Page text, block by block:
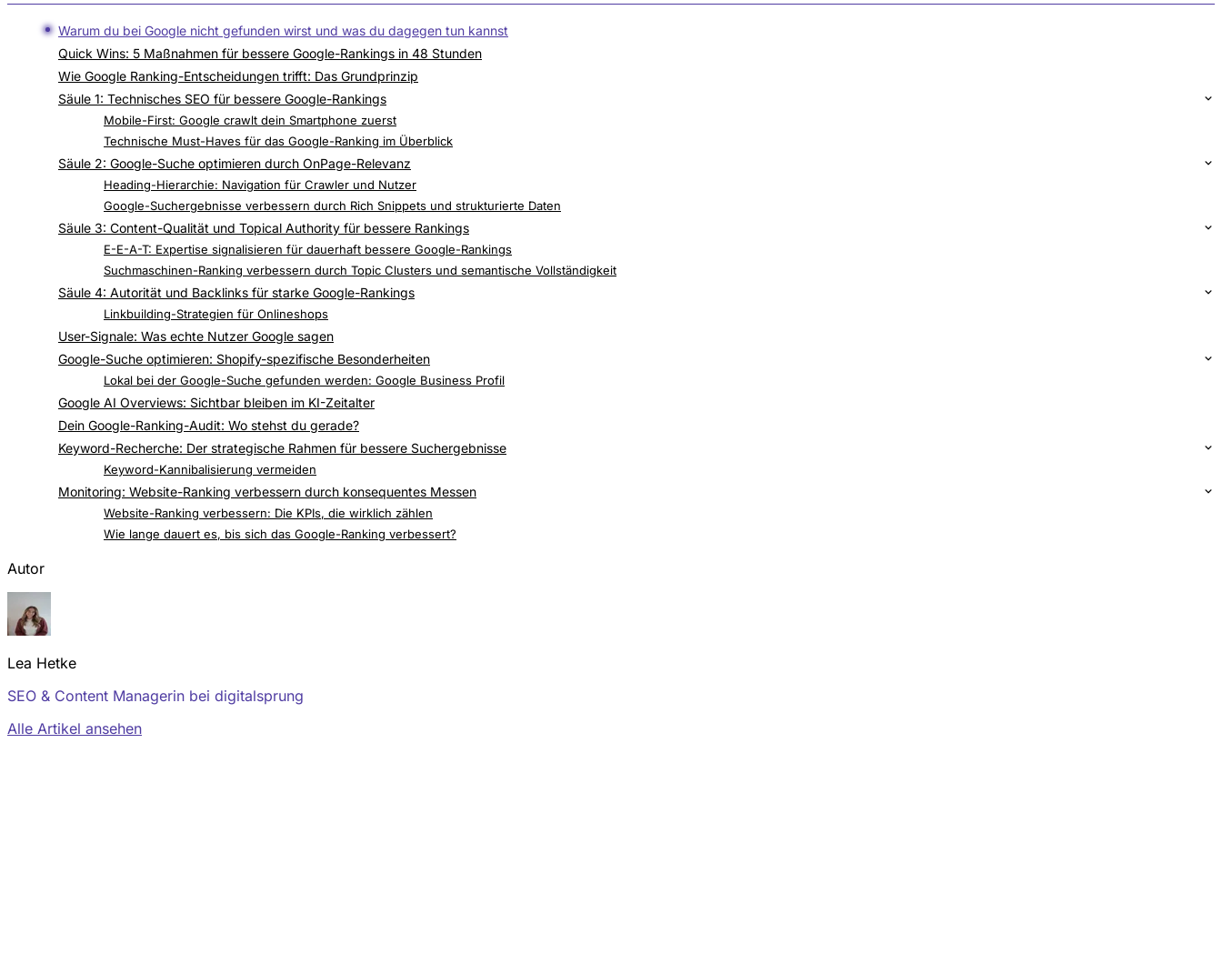
Warum du bei Google nicht gefunden wirst und was du dagegen tun kannst
Quick Wins: 5 Maßnahmen für bessere Google-Rankings in 48 Stunden
Wie Google Ranking-Entscheidungen trifft: Das Grundprinzip
Säule 1: Technisches SEO für bessere Google-Rankings
Core Web Vitals: Googles Qualitätsmaßstab für das Suchmaschinen-Ranking
Mobile-First: Google crawlt dein Smartphone zuerst
Technische Must-Haves für das Google-Ranking im Überblick
Säule 2: Google-Suche optimieren durch OnPage-Relevanz
Title Tag und Meta-Description: Der erste Eindruck in den Suchergebnissen
Heading-Hierarchie: Navigation für Crawler und Nutzer
Google-Suchergebnisse verbessern durch Rich Snippets und strukturierte Daten
Säule 3: Content-Qualität und Topical Authority für bessere Rankings
Die Suchintention: Das wichtigste Prinzip für die Google-Suche
E-E-A-T: Expertise signalisieren für dauerhaft bessere Google-Rankings
Suchmaschinen-Ranking verbessern durch Topic Clusters und semantische Vollständigkeit
Säule 4: Autorität und Backlinks für starke Google-Rankings
Warum Backlinks das Suchmaschinen-Ranking entscheiden
Linkbuilding-Strategien für Onlineshops
User-Signale: Was echte Nutzer Google sagen
Google-Suche optimieren: Shopify-spezifische Besonderheiten
Die häufigsten Shopify-SEO-Probleme und wie du sie behebst
Lokal bei der Google-Suche gefunden werden: Google Business Profil
Google AI Overviews: Sichtbar bleiben im KI-Zeitalter
Dein Google-Ranking-Audit: Wo stehst du gerade?
Keyword-Recherche: Der strategische Rahmen für bessere Suchergebnisse
Der 5-Schritte-Prozess für bessere Google-Rankings
Keyword-Kannibalisierung vermeiden
Monitoring: Website-Ranking verbessern durch konsequentes Messen
Google Search Console: Dein Pflicht-Dashboard für die Google-Suchoptimierung
Website-Ranking verbessern: Die KPIs, die wirklich zählen
Wie lange dauert es, bis sich das Google-Ranking verbessert?
Autor
Lea Hetke
SEO & Content Managerin bei digitalsprung
Alle Artikel ansehen